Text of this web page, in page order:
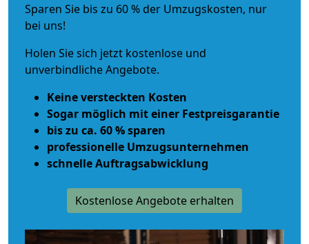
Sparen Sie bis zu 60 % der Umzugskosten, nur
bei uns!
Holen Sie sich jetzt kostenlose und
unverbindliche Angebote.
Keine versteckten Kosten
Sogar möglich mit einer Festpreisgarantie
bis zu ca. 60 % sparen
professionelle Umzugsunternehmen
schnelle Auftragsabwicklung
Kostenlose Angebote erhalten